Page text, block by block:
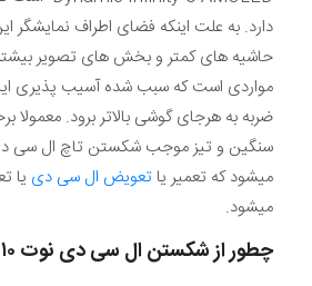
دارد. به علت اینکه فضای اطراف نمایشگر
حاشیه های کمتر و بخش های تصویر
مواردی است که سبب شده آسیب پذیری
ضربه به هرجای گوشی بالاتر برود.
میشود که تعمیر یا تعویض ال سی دی یا
میشود.
چطور از شکستن ال سی دی نوت ۱۰ جلوگیری کنیم؟